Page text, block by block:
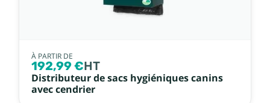
À PARTIR DE
192,99 €HT
Distributeur de sacs hygiéniques canins
avec cendrier